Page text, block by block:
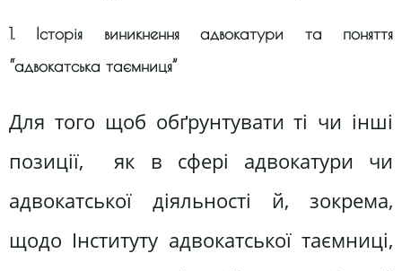
1. Історія виникнення адвокатури та поняття
“адвокатська таємниця”
Для того щоб обґрунтувати ті чи інші
позиції, як в сфері адвокатури чи
адвокатської діяльності й, зокрема,
щодо Інституту адвокатської таємниці,